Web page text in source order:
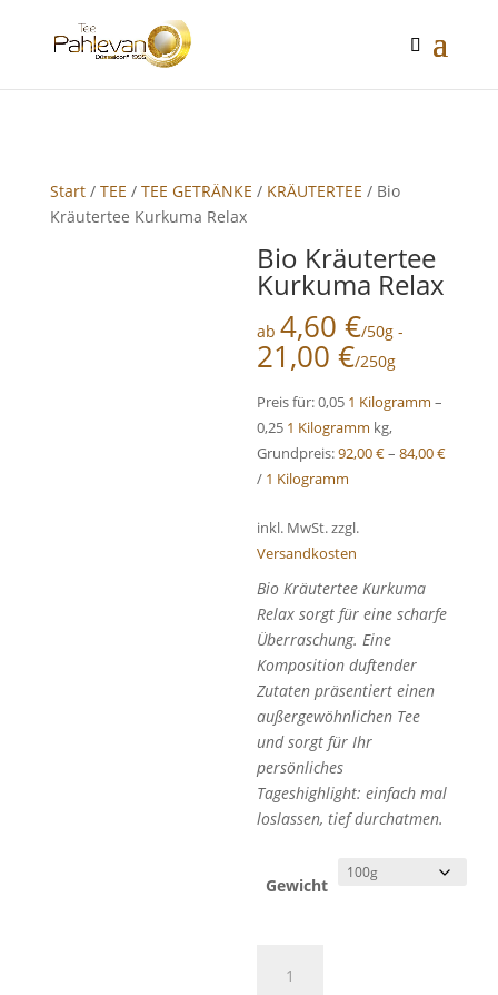
Start/ TEE / TEE GETRÄNKE / KRÄUTERTEE / Bio
Kräutertee Kurkuma Relax
Bio Kräutertee
Kurkuma Relax
ab4,60€/50g -
21,00€/250g
Preis für: 0,05 1 Kilogramm –
0,25 1 Kilogramm kg,
Grundpreis:92,00€–84,00€
/ 1 Kilogramm
inkl. MwSt.zzgl.
Versandkosten
Bio Kräutertee Kurkuma
Relax sorgt für eine scharfe
Überraschung. Eine
Komposition duftender
Zutaten präsentiert einen
außergewöhnlichen Tee
und sorgt für Ihr
persönliches
Tageshighlight: einfach mal
loslassen, tief durchatmen.
Gewicht
Kräutertee